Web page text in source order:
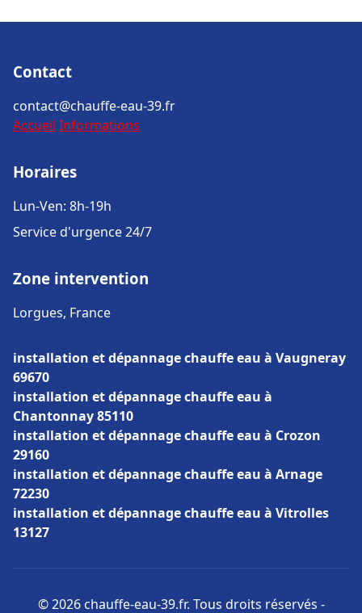
Contact
contact@chauffe-eau-39.fr
Accueil Informations
Horaires
Lun-Ven: 8h-19h
Service d'urgence 24/7
Zone intervention
Lorgues, France
installation et dépannage chauffe eau à Vaugneray
69670
installation et dépannage chauffe eau à
Chantonnay 85110
installation et dépannage chauffe eau à Crozon
29160
installation et dépannage chauffe eau à Arnage
72230
installation et dépannage chauffe eau à Vitrolles
13127
© 2026 chauffe-eau-39.fr. Tous droits réservés -